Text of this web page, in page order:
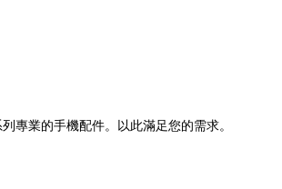
專業的手機配件。以此滿足您的需求。